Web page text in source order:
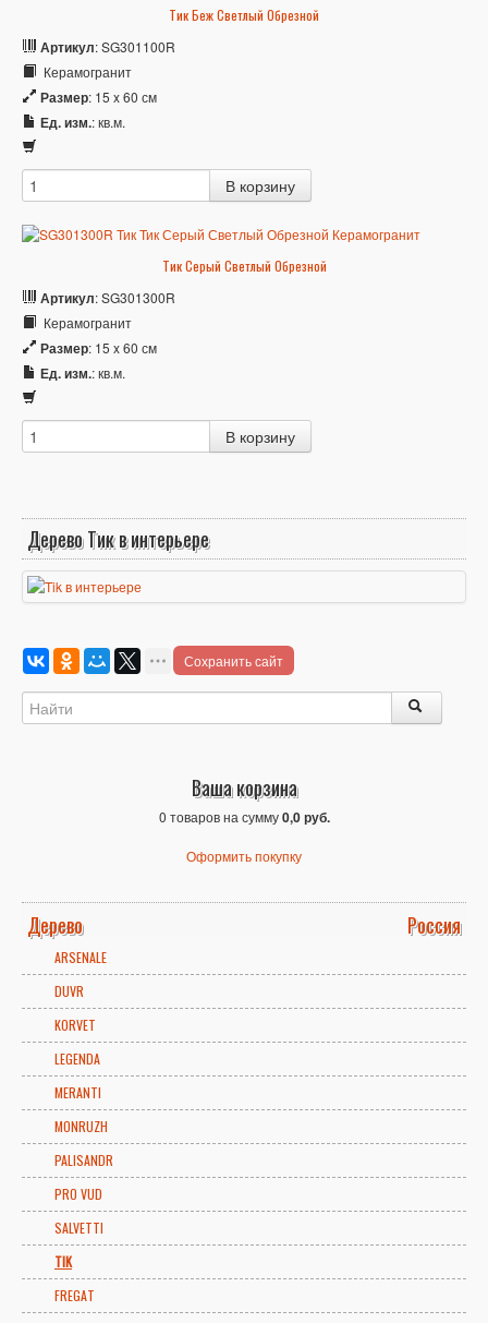
Тик Беж Светлый Обрезной
Артикул: SG301100R
Керамогранит
Размер: 15 x 60 см
Ед. изм.: кв.м.
Тик Серый Светлый Обрезной
Артикул: SG301300R
Керамогранит
Размер: 15 x 60 см
Ед. изм.: кв.м.
Дерево Тик в интерьере
Сохранить сайт
Ваша корзина
0 товаров на сумму0,0 руб.
Оформить покупку
Дерево Россия
ARSENALE
DUVR
KORVET
LEGENDA
MERANTI
MONRUZH
PALISANDR
PRO VUD
SALVETTI
TIK
FREGAT